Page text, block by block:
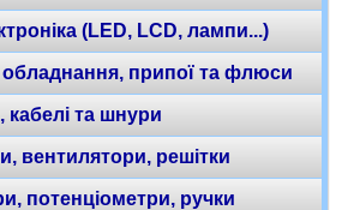
(LED, LCD, лампи...)
припої та флюси
та шнури
вентилятори, решітки
потенціометри, ручки